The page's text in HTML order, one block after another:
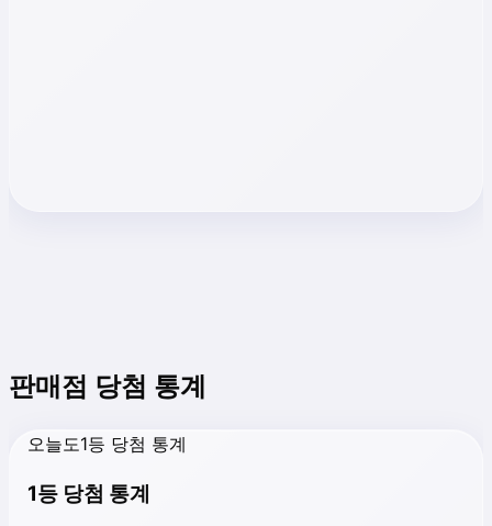
판매점 당첨 통계
오늘도1등 당첨 통계
1등 당첨 통계